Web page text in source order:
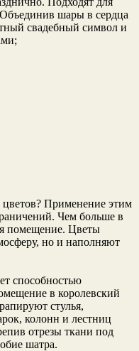
шары в сердца
свадебный символ и
цветов? Применение этим
Чем больше в
помещение. Цветы
но и наполняют
способностью
в королевский
стулья,
колонн и лестниц
отрезы ткани под
шатра.